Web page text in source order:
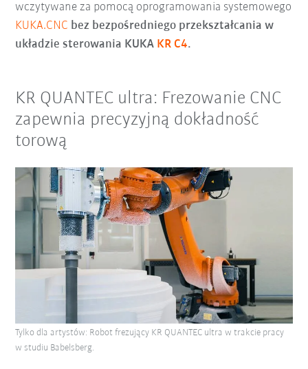
wczytywane za pomocą oprogramowania systemowego
KUKA.CNC bez bezpośredniego przekształcania w
układzie sterowania KUKA KR C4.
KR QUANTEC ultra: Frezowanie CNC
zapewnia precyzyjną dokładność
torową
Tylko dla artystów: Robot frezujący KR QUANTEC ultra w trakcie pracy
w studiu Babelsberg.